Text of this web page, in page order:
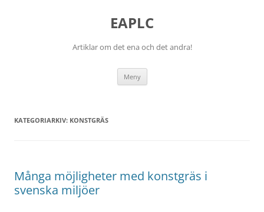
EAPLC
Artiklar om det ena och det andra!
Meny Hoppa
innehåll
KATEGORIARKIV: KONSTGRÄS
Många möjligheter med konstgräs i
svenska miljöer